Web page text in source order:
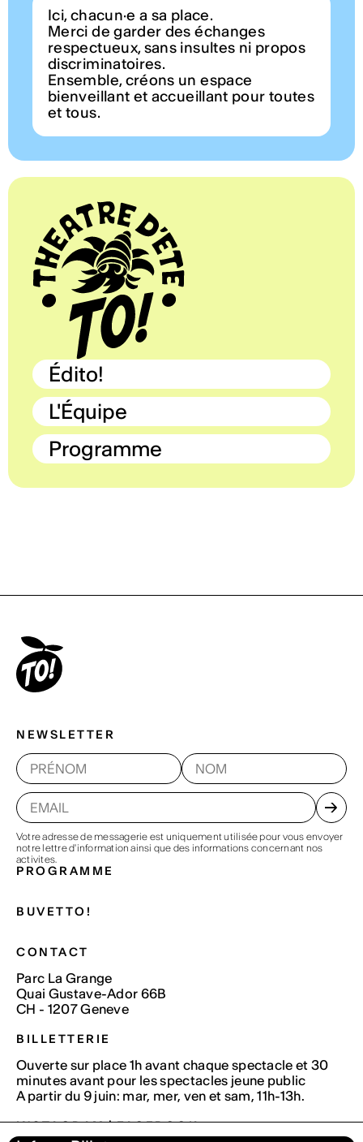
Ici, chacun·e a sa place.
Merci de garder des échanges
respectueux, sans insultes ni propos
discriminatoires.
Ensemble, créons un espace
bienveillant et accueillant pour toutes
et tous.
Édito!
L'Équipe
Programme
NEWSLETTER
Votre adresse de messagerie est uniquement utilisée pour vous envoyer
notre lettre d'information ainsi que des informations concernant nos
activites.
PROGRAMME
BUVETTO!
CONTACT
Parc La Grange
Quai Gustave-Ador 66B
CH - 1207 Geneve
BILLETTERIE
Ouverte sur place 1h avant chaque spectacle et 30
minutes avant pour les spectacles jeune public
A partir du 9 juin: mar, mer, ven et sam, 11h-13h.
INSTAGRAM | FACEBOOK